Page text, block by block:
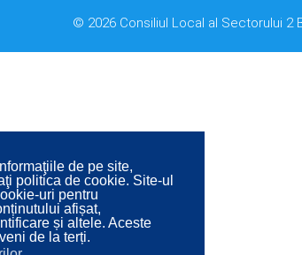
de pe site,
politica de cookie. Site-ul
uri pentru
afișat,
și altele. Aceste
de la terți.
© 2026 Consiliul Local al Sectorului 2